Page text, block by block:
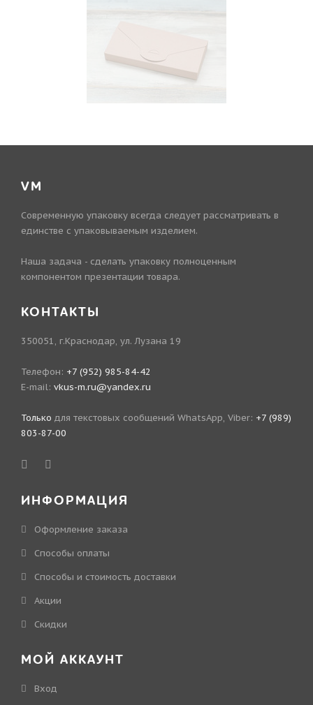
VM
Современную упаковку всегда следует рассматривать в
единстве с упаковываемым изделием.
Наша задача - сделать упаковку полноценным
компонентом презентации товара.
КОНТАКТЫ
350051, г.Краснодар, ул. Лузана 19
Телефон: +7 (952) 985-84-42
E-mail: vkus-m.ru@yandex.ru
Только для текстовых сообщений WhatsApp, Viber: +7 (989)
803-87-00
ИНФОРМАЦИЯ
Оформление заказа
Способы оплаты
Способы и стоимость доставки
Акции
Скидки
МОЙ АККАУНТ
Вход